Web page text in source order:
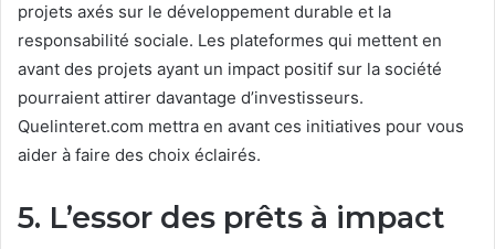
projets axés sur le développement durable et la
responsabilité sociale. Les plateformes qui mettent en
avant des projets ayant un impact positif sur la société
pourraient attirer davantage d’investisseurs.
Quelinteret.com mettra en avant ces initiatives pour vous
aider à faire des choix éclairés.
5. L’essor des prêts à impact